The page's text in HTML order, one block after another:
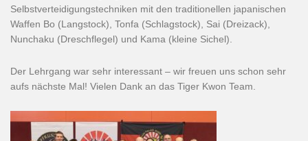
Selbstverteidigungstechniken mit den traditionellen japanischen
Waffen Bo (Langstock), Tonfa (Schlagstock), Sai (Dreizack),
Nunchaku (Dreschflegel) und Kama (kleine Sichel).
Der Lehrgang war sehr interessant – wir freuen uns schon sehr
aufs nächste Mal! Vielen Dank an das Tiger Kwon Team.